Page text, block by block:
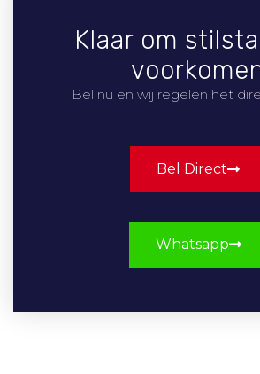
Klaar om
Bel nu en wij regelen het
Bel Direct
Whatsapp